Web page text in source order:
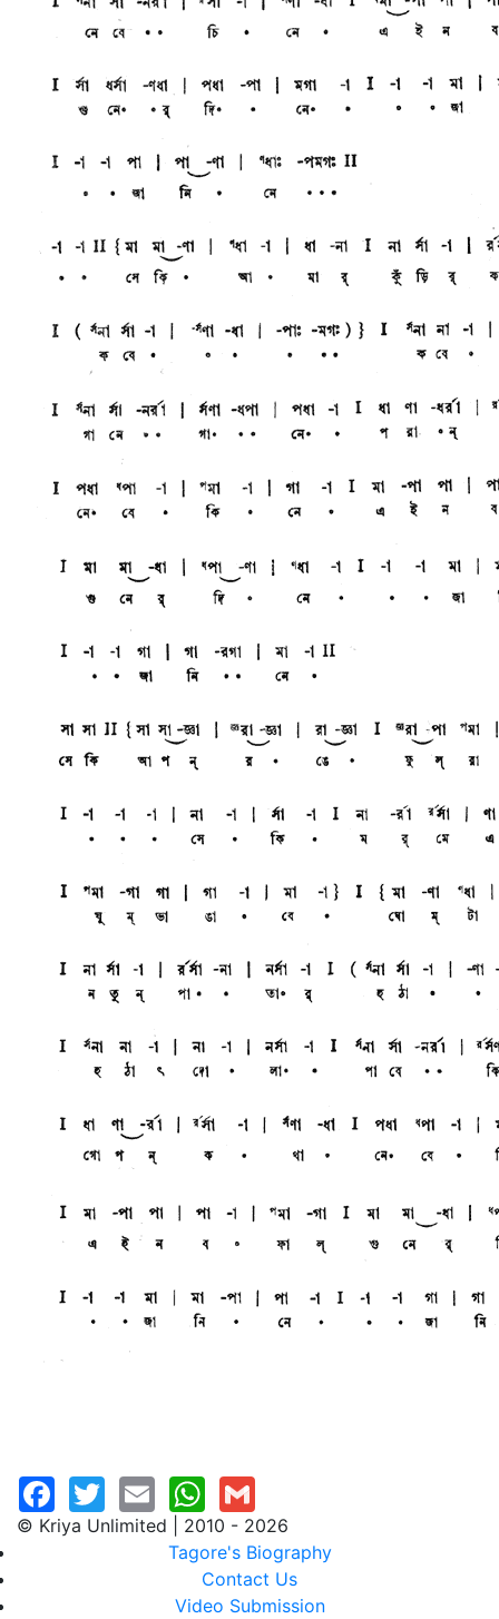
© Kriya Unlimited | 2010 - 2026
Tagore's Biography
Contact Us
Video Submission